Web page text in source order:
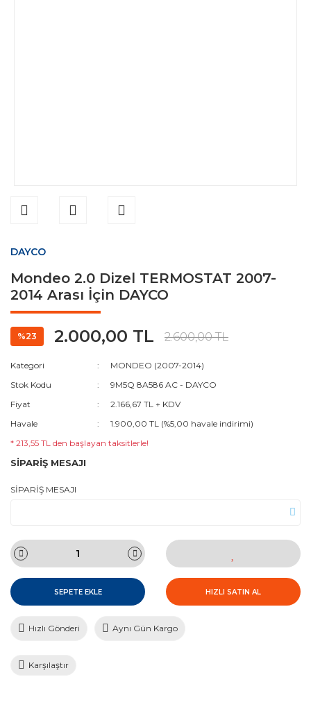
DAYCO
Mondeo 2.0 Dizel TERMOSTAT 2007-
2014 Arası İçin DAYCO
%23 2.000,00 TL 2.600,00 TL
Kategori
MONDEO (2007-2014)
Stok Kodu
9M5Q 8A586 AC - DAYCO
Fiyat
2.166,67 TL + KDV
Havale
1.900,00 TL (%5,00 havale indirimi)
* 213,55 TL den başlayan taksitlerle!
SİPARİŞ MESAJI
SİPARİŞ MESAJI
SEPETE EKLE HIZLI SATIN AL
Hızlı Gönderi Aynı Gün Kargo
Karşılaştır